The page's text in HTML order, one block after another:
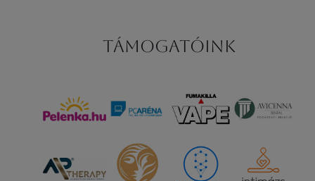
Támogatóink